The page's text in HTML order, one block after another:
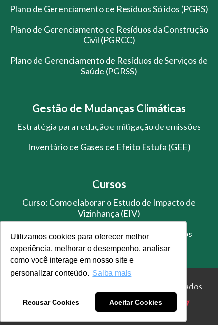
Utilizamos cookies para oferecer melhor
experiência, melhorar o desempenho, analisar
como você interage em nosso site e
personalizar conteúdo. Saiba mais
Recusar Cookies Aceitar Cookies
Plano de Gerenciamento de Resíduos Sólidos (PGRS)
Plano de Gerenciamento de Resíduos da Construção
Civil (PGRCC)
Plano de Gerenciamento de Resíduos de Serviços de
Saúde (PGRSS)
Gestão de Mudanças Climáticas
Estratégia para redução e mitigação de emissões
Inventário de Gases de Efeito Estufa (GEE)
Cursos
Curso: Como elaborar o Estudo de Impacto de
Vizinhança (EIV)
Treinamento de Gestão de Resíduos Sólidos
© Master Ambiental - Todos os direitos reservados